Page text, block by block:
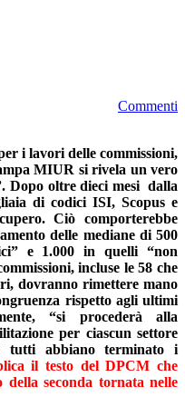
Commenti
i lavori delle commissioni,
MIUR si rivela un vero
Dopo oltre dieci mesi dalla
di codici ISI, Scopus e
Ciò comporterebbe
delle mediane di 500
e 1.000 in quelli “non
incluse le 58 che
dovranno rimettere mano
rispetto agli ultimi
“si procederà alla
per ciascun settore
tutti abbiano terminato i
il testo del DPCM che
della seconda tornata nelle